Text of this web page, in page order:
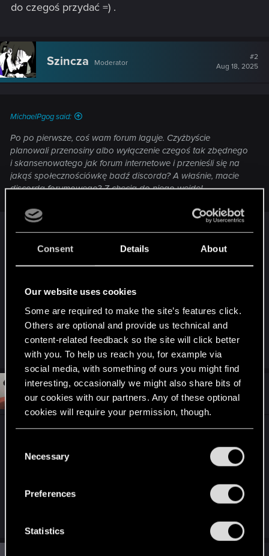
Consent Details About
Our website uses cookies
Some are required to make the site’s features click.
Others are optional and provide us technical and
content-related feedback so the site will click better
with you. To help us reach you, for example via
social media, with something of ours you might find
interesting, occasionally we might also share bits of
our cookies with our partners. Any of these optional
cookies will require your permission, though.
and tweak your preferences regarding them in the
Necessary
Preferences
Statistics
do czegoś przydać =) .
Szincza Moderator
#2
Aug 18, 2025
MichaelPgog said:
Po po pierwsze, coś wam forum laguje. Czyżbyście
planowali przenosiny albo wyłączenie czegoś tak zbędnego
i skansenowatego jak forum internetowe i przenieśli się na
jakąś społecznościówkę badź discorda? A właśnie, macie
discorda forumowego? Z chęcią do niego wejdę!
Hasztag umniedziała.
Tak, każda z gier REDów ma swój oficjalny
pojawiają zaproszenia do serwerów.
e
a
t
i
n
Sinkey87 Forum veteran
Aug 19, 2025
Są takie dinozaury jak ja, które wolą zajrzeć na
to co tutaj widzisz po zalogowaniu (mam na myśli